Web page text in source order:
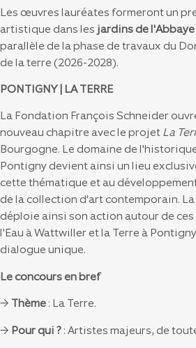
Les œuvres lauréates formeront un
artistique dans les jardins de l'Abbaye
parallèle de la phase de travaux du
de la terre (2026-2028).
PONTIGNY | LA TERRE
La Fondation François Schneider
nouveau chapitre avec le projetLa
Bourgogne. Le domaine de
Pontigny devient ainsi un lieu
cette thématique et au
de la collection d'art contemporain.
déploie ainsi son action autour de
l'Eau à Wattwiller et la Terre à
dialogue unique.
Le concours en bref
→ Thème: La Terre.
→ Pour qui ?: Artistes majeurs, de